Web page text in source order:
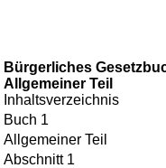
Bürgerliches
Allgemeiner Teil
Inhaltsverzeichnis
Buch 1
Allgemeiner Teil
Abschnitt 1